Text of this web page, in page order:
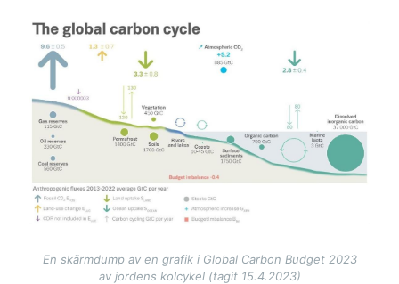
Image
En skärmdump av en grafik i Global Carbon Budget 2023
av jordens kolcykel (tagit 15.4.2023)